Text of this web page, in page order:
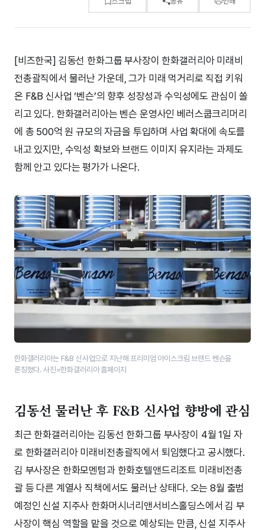
[비즈한국] 김동선 한화그룹 부사장이 한화갤러리아 미래비
전총괄직에서 물러난 가운데, 그가 미래 먹거리로 직접 키워
온 F&B 신사업 ‘벤슨’의 향후 성장성과 수익성에도 관심이 쏠
리고 있다. 한화갤러리아는 벤슨 운영사인 베러스쿱크리머리
에 총 500억 원 규모의 자금을 투입하며 사업 확대에 속도를
내고 있지만, 수익성 확보와 브랜드 이미지 유지라는 과제도
함께 안고 있다는 평가가 나온다.
한화갤러리아는 F&B 신사업으로 지난해 프리미엄 아이스크림 브랜드 벤슨을
론칭했다. 사진=한화갤러리아 홈페이지
김동선 물러난 후 F&B 신사업 향방에 관심
최근 한화갤러리아는 김동선 한화그룹 부사장이 4월 1일 자
로 한화갤러리아 미래비전총괄직에서 퇴임했다고 공시했다.
김 부사장은 한화모멘텀과 한화호텔앤드리조트 미래비전총
괄 등 다른 계열사 직책에서도 물러난 상태다. 오는 8월 출범
예정인 신설 지주사 한화머시너리앤서비스홀딩스에서 김 부
사장이 핵심 역할을 맡을 것으로 예상되는 만큼, 신설 지주사